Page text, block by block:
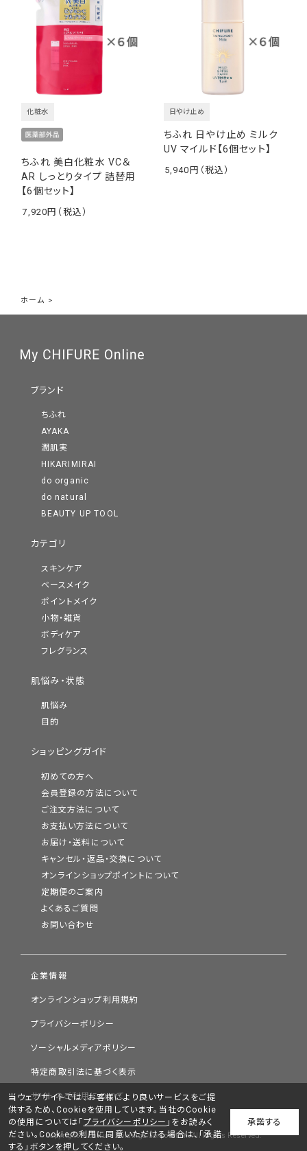
ホーム >
ちふれ 美白化粧水 VC＆
AR しっとりタイプ 詰替用
【6個セット】
化粧水
7,920
ちふれ 日やけ止め ミルク
UV マイルド【6個セット】
日やけ止め
5,940
ブランド
ちふれ
AYAKA
潤肌実
HIKARIMIRAI
do organic
do natural
BEAUTY UP TOOL
カテゴリ
スキンケア
ベースメイク
ポイントメイク
小物・雑貨
ボディケア
フレグランス
肌悩み・状態
肌悩み
目的
ショッピングガイド
初めての方へ
会員登録の方法について
ご注文方法について
お支払い方法について
お届け・送料について
キャンセル・返品・交換について
オンラインショップポイントについて
定期便のご案内
よくあるご質問
お問い合わせ
企業情報
オンラインショップ利用規約
プライバシーポリシー
ソーシャルメディアポリシー
特定商取引法に基づく表示
サイトのご利用について
Copyright © Chifure Holdings Corporation. All Rights Reserved.
当ウェブサイトでは、お客様により良いサービスをご提
供するため、Cookieを使用しています。当社のCookie
の使用については「 プライバシーポリシー 」をお読みく
ださい。Cookieの利用に同意いただける場合は、「承諾
する」ボタンを押してください。
承諾する